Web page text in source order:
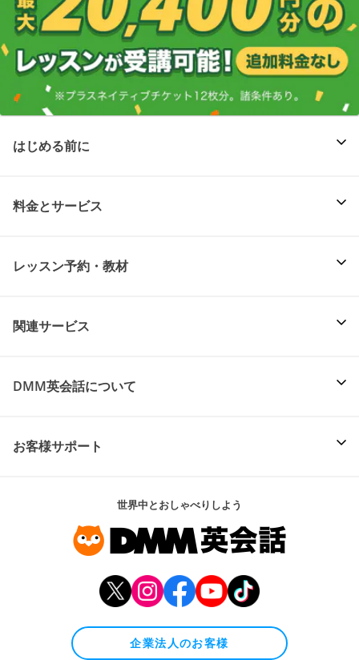
はじめる前に
料金とサービス
レッスン予約・教材
関連サービス
DMM英会話について
お客様サポート
世界中とおしゃべりしよう
企業法人のお客様